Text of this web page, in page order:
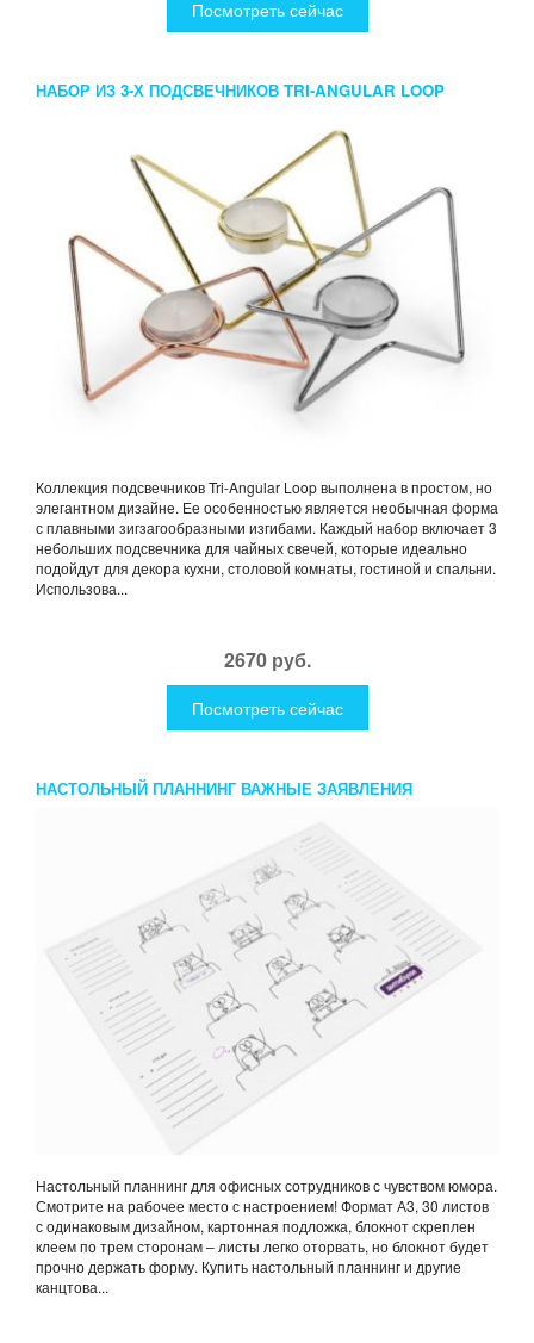
Посмотреть сейчас
НАБОР ИЗ 3-Х ПОДСВЕЧНИКОВ TRI-ANGULAR LOOP
Коллекция подсвечников Tri-Angular Loop выполнена в простом, но
элегантном дизайне. Ее особенностью является необычная форма
с плавными зигзагообразными изгибами. Каждый набор включает 3
небольших подсвечника для чайных свечей, которые идеально
подойдут для декора кухни, столовой комнаты, гостиной и спальни.
Использова...
2670 руб.
Посмотреть сейчас
НАСТОЛЬНЫЙ ПЛАННИНГ ВАЖНЫЕ ЗАЯВЛЕНИЯ
Настольный планнинг для офисных сотрудников с чувством юмора.
Смотрите на рабочее место с настроением! Формат А3, 30 листов
с одинаковым дизайном, картонная подложка, блокнот скреплен
клеем по трем сторонам – листы легко оторвать, но блокнот будет
прочно держать форму. Купить настольный планнинг и другие
канцтова...